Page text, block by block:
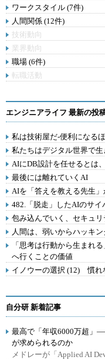
ワークスタイル (7件)
人間関係 (12件)
技術動向
業界動向
職場 (6件)
転職活動
エンジニアライフ 最新の投
私は技術屋だ-便利になる
私たちはデジタル世界で
AIにDB設計を任せるとは
最後には離れていくAI
AIを「答えを教える先生
482.「脱走」したAIのサイ
包み込んでいく、セキュリ
人間は、弱いからハッキ
「思考は行動から生まれ
へ行くことの価値
イノウーの選択 (12) 慣れ
自分研 新着記事
最高で「年収6000万超
が求められるのか
メドレーが「Applied AI